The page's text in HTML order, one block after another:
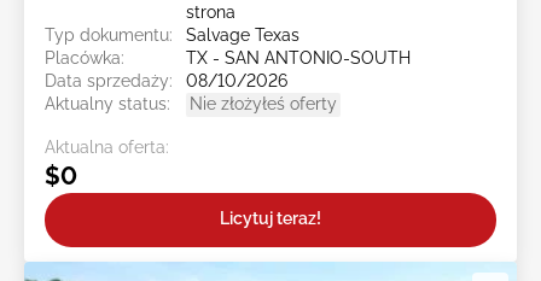
strona
Typ dokumentu:
Salvage Texas
Placówka:
TX - SAN ANTONIO-SOUTH
Data sprzedaży:
08/10/2026
Aktualny status:
Nie złożyłeś oferty
Aktualna oferta:
$0
Licytuj teraz!